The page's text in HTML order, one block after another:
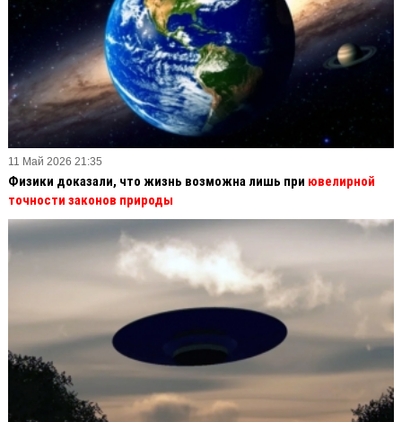
11 Май 2026 21:35
Физики доказали, что жизнь возможна лишь при ювелирной
точности законов природы